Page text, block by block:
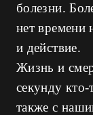
болезни.
нет времени
и действие.
Жизнь и
секунду
также с